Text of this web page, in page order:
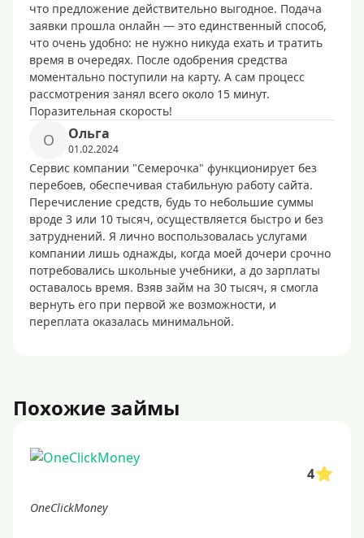
что предложение действительно выгодное. Подача
заявки прошла онлайн — это единственный способ,
что очень удобно: не нужно никуда ехать и тратить
время в очередях. После одобрения средства
моментально поступили на карту. А сам процесс
рассмотрения занял всего около 15 минут.
Поразительная скорость!
О Ольга
01.02.2024
Сервис компании "Семерочка" функционирует без
перебоев, обеспечивая стабильную работу сайта.
Перечисление средств, будь то небольшие суммы
вроде 3 или 10 тысяч, осуществляется быстро и без
затруднений. Я лично воспользовалась услугами
компании лишь однажды, когда моей дочери срочно
потребовались школьные учебники, а до зарплаты
оставалось время. Взяв займ на 30 тысяч, я смогла
вернуть его при первой же возможности, и
переплата оказалась минимальной.
Похожие займы
4
OneClickMoney